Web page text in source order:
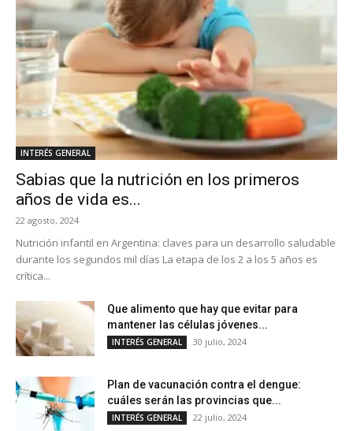
INTERÉS GENERAL
Sabias que la nutrición en los primeros
años de vida es...
22 agosto, 2024
Nutrición infantil en Argentina: claves para un desarrollo saludable
durante los segundos mil días La etapa de los 2 a los 5 años es
crítica...
Que alimento que hay que evitar para
mantener las células jóvenes...
INTERÉS GENERAL 30 julio, 2024
Plan de vacunación contra el dengue:
cuáles serán las provincias que...
INTERÉS GENERAL 22 julio, 2024